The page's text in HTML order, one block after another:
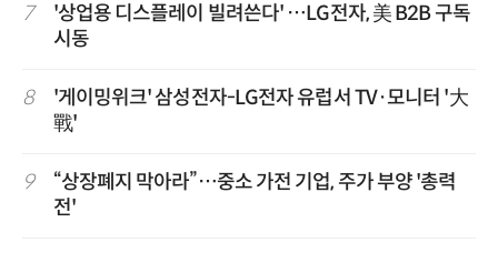
7
'상업용 디스플레이 빌려쓴다' …LG전자, 美 B2B 구독
시동
8
'게이밍위크' 삼성전자-LG전자 유럽서 TV·모니터 '大
戰'
9
“상장폐지 막아라”…중소 가전 기업, 주가 부양 '총력
전'